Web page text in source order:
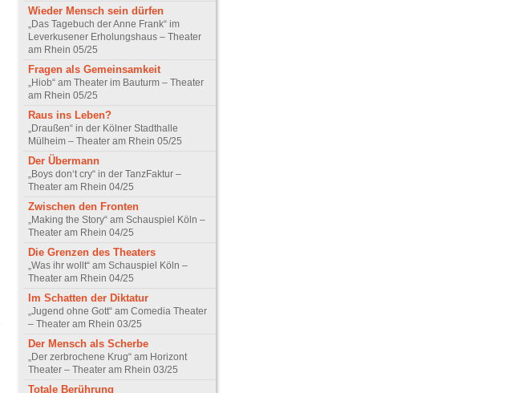
Wieder Mensch sein dürfen
„Das Tagebuch der Anne Frank“ im
Leverkusener Erholungshaus – Theater
am Rhein 05/25
Fragen als Gemeinsamkeit
„Hiob“ am Theater im Bauturm – Theater
am Rhein 05/25
Raus ins Leben?
„Draußen“ in der Kölner Stadthalle
Mülheim – Theater am Rhein 05/25
Der Übermann
„Boys don‘t cry“ in der TanzFaktur –
Theater am Rhein 04/25
Zwischen den Fronten
„Making the Story“ am Schauspiel Köln –
Theater am Rhein 04/25
Die Grenzen des Theaters
„Was ihr wollt“ am Schauspiel Köln –
Theater am Rhein 04/25
Im Schatten der Diktatur
„Jugend ohne Gott“ am Comedia Theater
– Theater am Rhein 03/25
Der Mensch als Scherbe
„Der zerbrochene Krug“ am Horizont
Theater – Theater am Rhein 03/25
Totale Berührung